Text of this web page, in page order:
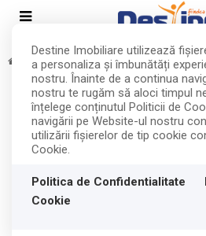
Destine Imobiliare utilizează
a personaliza și îmbunătăți
nostru. Înainte de a continua
nostru te rugăm să aloci timpul
înțelege conținutul Politicii de
navigării pe Website-ul nostru
utilizării fişierelor de tip cookie
Cookie.
Politica de Confidentialitate
Cookie
Vanzare Apartamente Pascani
Acest anunt nu
Comision Zero%
camere, 49MP, etaj
- Pascani